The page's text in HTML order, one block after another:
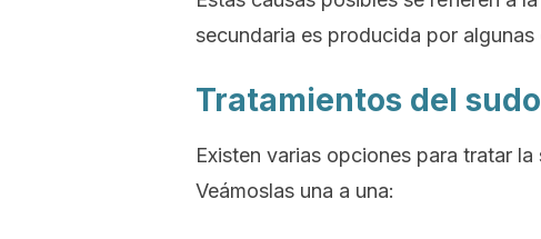
secundaria es producida por
Tratamientos del
Existen varias opciones para tratar
Veámoslas una a una: